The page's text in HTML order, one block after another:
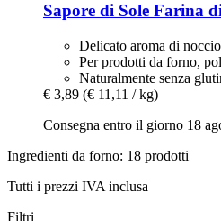
Sapore di Sole Farina
Delicato aroma di
Per prodotti da forno,
Naturalmente senza
€ 3,89 (€ 11,11 / kg)
Consegna entro il giorno 18
Ingredienti da forno: 18 prodotti
Tutti i prezzi IVA inclusa
Filtri